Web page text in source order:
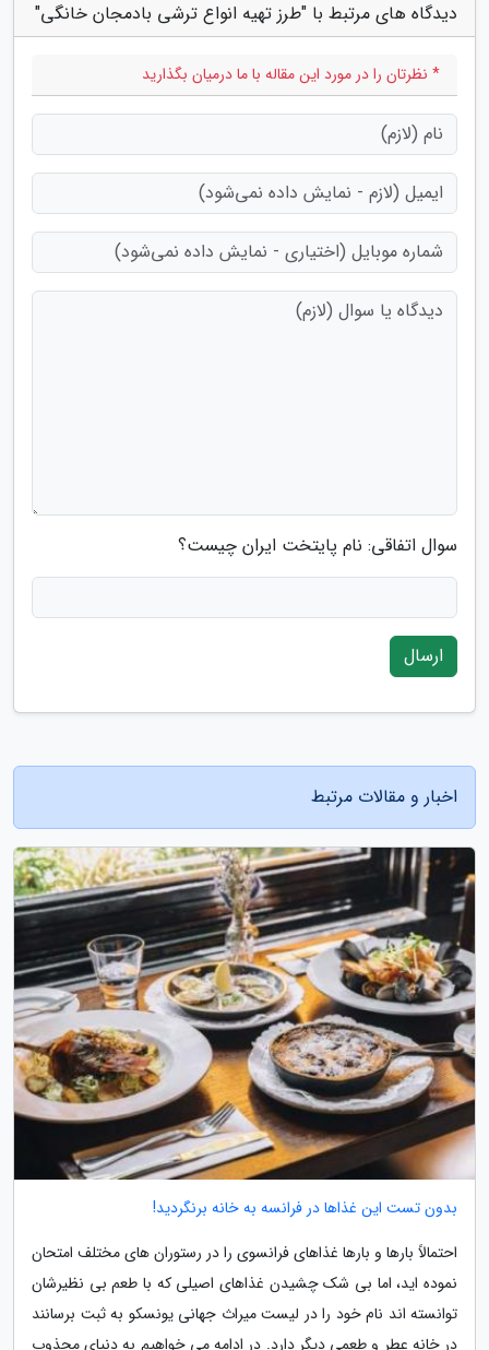
دیدگاه های مرتبط با "طرز تهیه انواع ترشی بادمجان خانگی"
* نظرتان را در مورد این مقاله با ما درمیان بگذارید
سوال اتفاقی: نام پایتخت ایران چیست؟
ارسال
اخبار و مقالات مرتبط
بدون تست این غذاها در فرانسه به خانه برنگردید!
احتمالاً بارها و بارها غذاهای فرانسوی را در رستوران های مختلف امتحان
نموده اید، اما بی شک چشیدن غذاهای اصیلی که با طعم بی نظیرشان
توانسته اند نام خود را در لیست میراث جهانی یونسکو به ثبت برسانند
در خانه عطر و طعمی دیگر دارد. در ادامه می خواهیم به دنیای مجذوب